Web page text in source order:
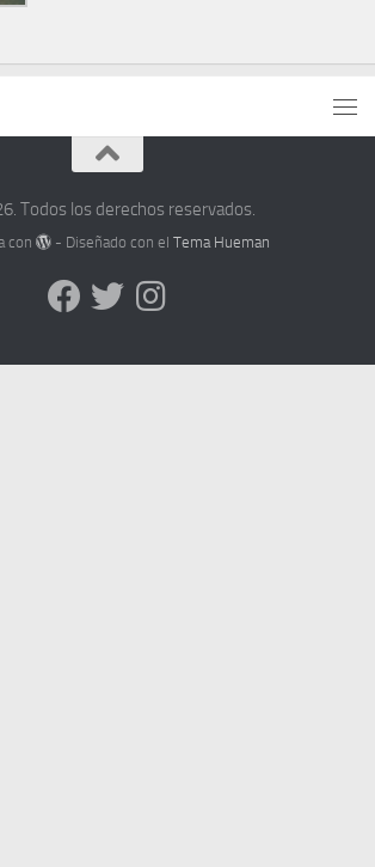
Todos los derechos reservados.
con - Diseñado con elTema Hueman